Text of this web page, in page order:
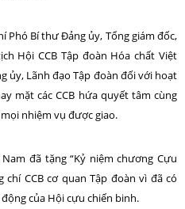
Phó Bí thư Đảng ủy, Tổng giám đốc,
Hội CCB Tập đoàn Hóa chất Việt
ủy, Lãnh đạo Tập đoàn đối với hoạt
mặt các CCB hứa quyết tâm cùng
nhiệm vụ được giao.
đã tặng “Kỷ niệm chương Cựu
CCB cơ quan Tập đoàn vì đã có
của Hội cựu chiến binh.